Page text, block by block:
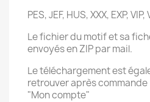
PES, JEF, HUS, XXX, EXP, VIP,
Le fichier du motif et sa
envoyés en ZIP par mail.
Le téléchargement est
retrouver après
"Mon compte"